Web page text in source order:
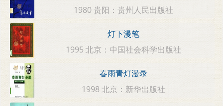
1980 贵阳：贵州人民出版社
灯下漫笔
1995 北京：中国社会科学出版社
春雨青灯漫录
1998 北京：新华出版社